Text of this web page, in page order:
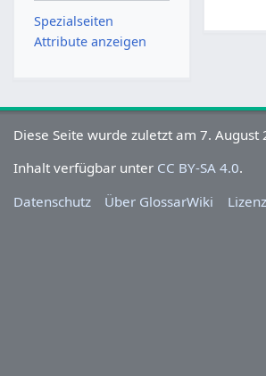
Spezialseiten
Attribute anzeigen
Diese Seite wurde zuletzt am 7.
Inhalt verfügbar unter CC BY-SA 4.0.
Datenschutz
Über GlossarWiki